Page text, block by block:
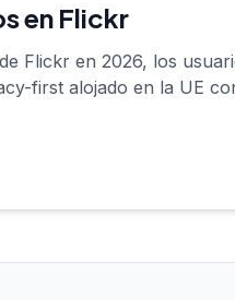
en Flickr
Flickr en 2026, los
first alojado en la UE